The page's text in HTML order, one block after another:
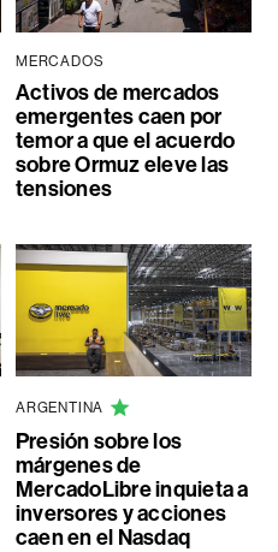
MERCADOS
Activos de mercados
emergentes caen por
temor a que el acuerdo
sobre Ormuz eleve las
tensiones
ARGENTINA
Presión sobre los
márgenes de
MercadoLibre inquieta a
inversores y acciones
caen en el Nasdaq